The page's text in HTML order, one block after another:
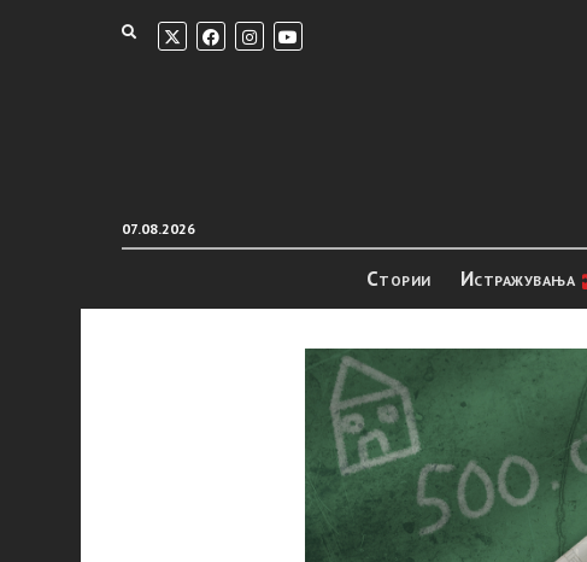
07.08.2026
Стории Истражувањa